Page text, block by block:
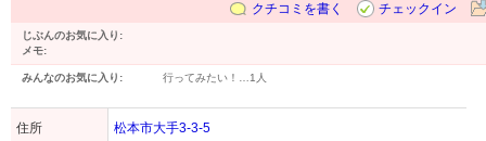
クチコミを書く
チェックイン
じぶんのお気に入り:
メモ:
みんなのお気に入り: 行ってみたい！… 1人
住所 松本市大手3-3-5